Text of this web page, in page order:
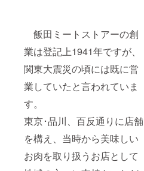
飯田ミートストアーの創
業は登記上1941年ですが、
関東大震災の頃には既に営
業していたと言われていま
す。
東京･品川、百反通りに店舗
を構え、当時から美味しい
お肉を取り扱うお店として